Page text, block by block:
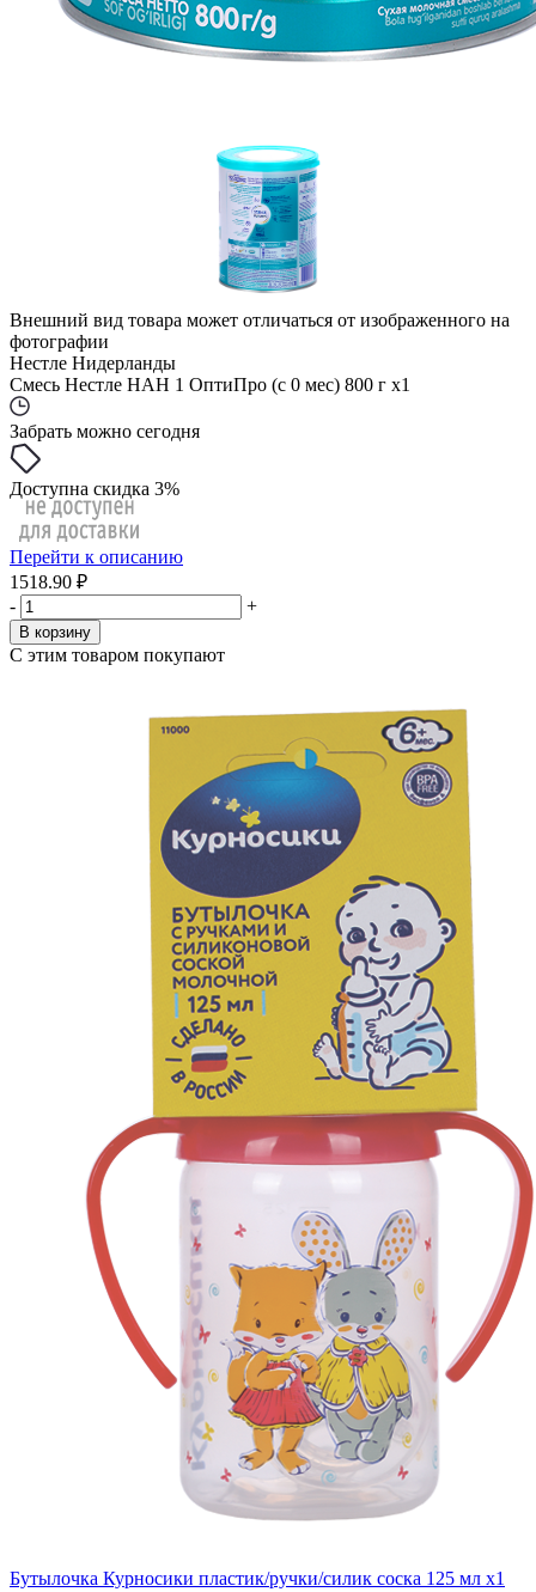
Внешний вид товара может отличаться от изображенного на
фотографии
Нестле Нидерланды
Смесь Нестле НАН 1 ОптиПро (с 0 мес) 800 г x1
Забрать можно сегодня
Доступна скидка 3%
Перейти к описанию
1518.90 ₽
-
+
В корзину
С этим товаром покупают
Бутылочка Курносики пластик/ручки/силик соска 125 мл x1